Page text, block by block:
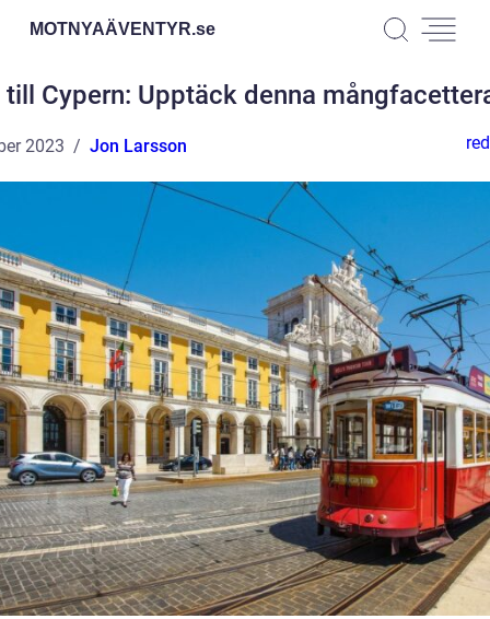
MOTNYAÄVENTYR.se
till Cypern: Upptäck denna
2023 Jon Larsson